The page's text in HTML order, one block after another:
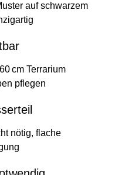
auf schwarzem
cm Terrarium
pflegen
nötig, flache